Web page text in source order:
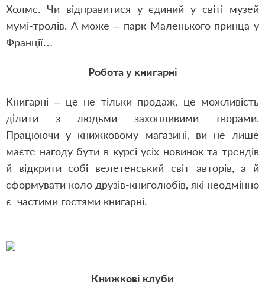
Холмс. Чи відправитися у єдиний у світі музей
мумі-тролів. А може – парк Маленького принца у
Франції…
Робота у книгарні
Книгарні – це не тільки продаж, це можливість
ділити з людьми захопливими творами.
Працюючи у книжковому магазині, ви не лише
маєте нагоду бути в курсі усіх новинок та трендів
й відкрити собі велетенський світ авторів, а й
сформувати коло друзів-книголюбів, які неодмінно
є частими гостями книгарні.
Книжкові клуби